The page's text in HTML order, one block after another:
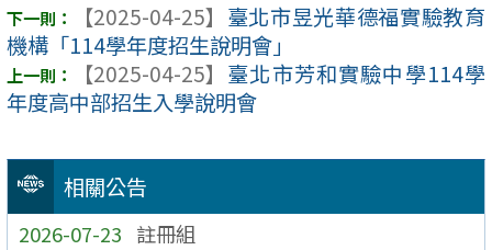
相關公告
2026-07-23 註冊組
【2025-04-25】 臺北市昱光華德福實驗教育
機構「114學年度招生說明會」
【2025-04-25】 臺北市芳和實驗中學114學
年度高中部招生入學說明會